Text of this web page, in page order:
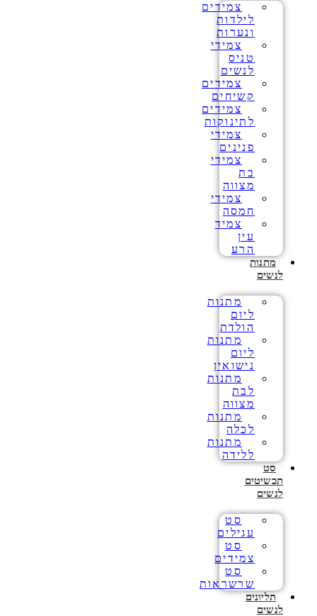
צמידים
לילדות
ונערות
צמידי
טניס
לנשים
צמידים
קשיחים
צמידים
לתינוקות
צמידי
פנינים
צמידי
בת
מצווה
צמידי
חמסה
צמיד
עין
הרע
מתנות
לנשים
מתנות
ליום
הולדת
מתנות
ליום
נישואין
מתנות
לבת
מצווה
מתנות
לכלה
מתנות
ללידה
סט
תכשיטים
לנשים
סט
עגילים
סט
צמידים
סט
שרשראות
תליונים
לנשים